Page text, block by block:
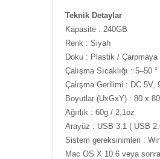
Teknik Detaylar
Kapasite : 240GB
Renk : Siyah
Doku : Plastik / Çarpmaya
Çalışma Sıcaklığı : 5–50
Çalışma Gerilimi : DC 5V,
Boyutlar (UxGxY) : 80 x
Ağırlık : 60g / 2,1oz
Arayüz : USB 3.1 ( USB
Sistem gereksinimleri :
Mac OS X 10.6 veya